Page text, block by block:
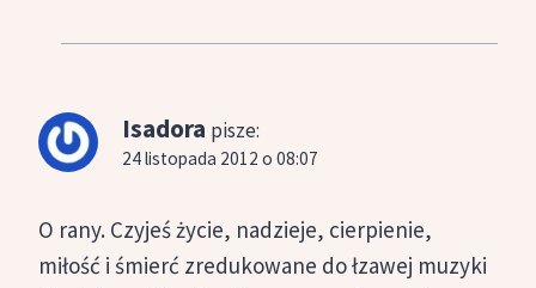
Isadora pisze:
24 listopada 2012 o 08:07
O rany. Czyjeś życie, nadzieje, cierpienie,
miłość i śmierć zredukowane do łzawej muzyki